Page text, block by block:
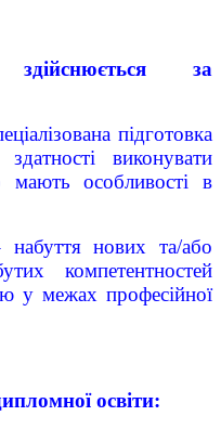
здійснюється за
підготовка
виконувати
мають особливості в
набуття нових та/або
компетентностей
у межах професійної
освіти: